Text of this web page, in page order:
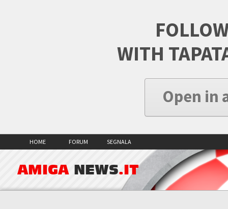
WITH
Open in
HOME FORUM SEGNALA
AMIGA NEWS.IT